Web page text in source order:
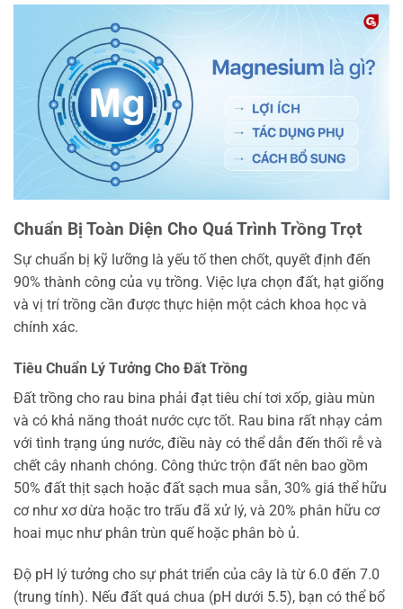
Chuẩn Bị Toàn Diện Cho Quá Trình Trồng Trọt
Sự chuẩn bị kỹ lưỡng là yếu tố then chốt, quyết định đến
90% thành công của vụ trồng. Việc lựa chọn đất, hạt giống
và vị trí trồng cần được thực hiện một cách khoa học và
chính xác.
Tiêu Chuẩn Lý Tưởng Cho Đất Trồng
Đất trồng cho rau bina phải đạt tiêu chí tơi xốp, giàu mùn
và có khả năng thoát nước cực tốt. Rau bina rất nhạy cảm
với tình trạng úng nước, điều này có thể dẫn đến thối rễ và
chết cây nhanh chóng. Công thức trộn đất nên bao gồm
50% đất thịt sạch hoặc đất sạch mua sẵn, 30% giá thể hữu
cơ như xơ dừa hoặc tro trấu đã xử lý, và 20% phân hữu cơ
hoai mục như phân trùn quế hoặc phân bò ủ.
Độ pH lý tưởng cho sự phát triển của cây là từ 6.0 đến 7.0
(trung tính). Nếu đất quá chua (pH dưới 5.5), bạn có thể bổ